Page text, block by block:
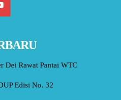
Dei Rawat Pantai WTC
Edisi No. 32